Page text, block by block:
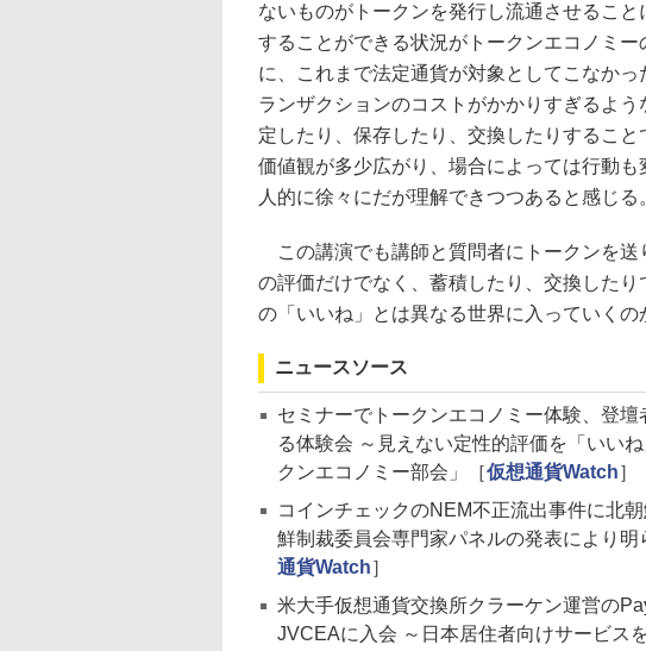
ないものがトークンを発行し流通させるこ
することができる状況がトークンエコノミ
に、これまで法定通貨が対象としてこなか
ランザクションのコストがかかりすぎるよ
定したり、保存したり、交換したりするこ
価値観が多少広がり、場合によっては行動
人的に徐々にだが理解できつつあると感じる
この講演でも講師と質問者にトークンを送
の評価だけでなく、蓄積したり、交換した
の「いいね」とは異なる世界に入っていくの
ニュースソース
セミナーでトークンエコノミー体験、登
る体験会 ～見えない定性的評価を「いい
クンエコノミー部会」［仮想通貨Watch］
コインチェックのNEM不正流出事件に北
鮮制裁委員会専門家パネルの発表により
通貨Watch］
米大手仮想通貨交換所クラーケン運営の
JVCEAに入会 ～日本居住者向けサービス